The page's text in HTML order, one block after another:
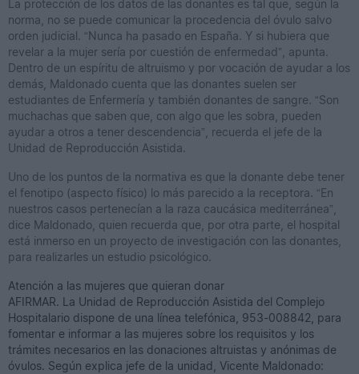
La protección de los datos de las donantes es tal que, según la
norma, no se puede comunicar la procedencia del óvulo salvo
orden judicial. “Nunca ha pasado en España. Y si hubiera que
revelar a la mujer sería por cuestión de enfermedad”, apunta.
Dentro de un espíritu de altruismo y por vocación de ayudar a los
demás, Maldonado cuenta que las donantes suelen ser
estudiantes de Enfermería y también donantes de sangre. “Son
muchachas que saben que, con algo que les sobra, pueden
ayudar a otros a tener descendencia”, recuerda el jefe de la
Unidad de Reproducción Asistida.
Uno de los puntos de la normativa es que la donante debe tener
el fenotipo (aspecto físico) lo más parecido a la receptora. “En
nuestros casos pertenecían a la raza caucásica mediterránea”,
dice Maldonado, quien recuerda que, por otra parte, el hospital
está inmerso en un proyecto de investigación con las donantes,
para realizarles un estudio psicológico.
Atención a las mujeres que quieran donar
AFIRMAR. La Unidad de Reproducción Asistida del Complejo
Hospitalario dispone de una línea telefónica, 953-008842, para
fomentar e informar a las mujeres sobre los requisitos y los
trámites necesarios en las donaciones altruistas y anónimas de
óvulos. Según explica jefe de la unidad, Vicente Maldonado: